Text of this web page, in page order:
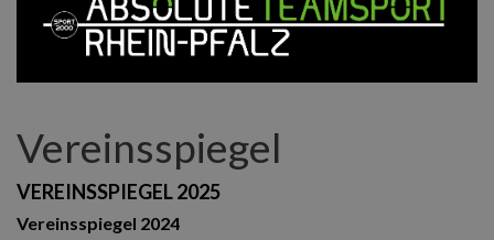
Vereinsspiegel
VEREINSSPIEGEL 2025
Vereinsspiegel 2024